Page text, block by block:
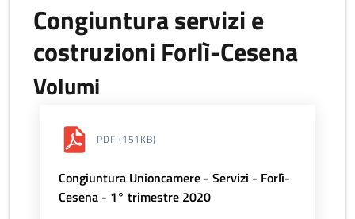
Congiuntura servizi e
costruzioni Forlì-Cesena
Volumi
PDF (151KB)
Congiuntura Unioncamere - Servizi - Forlì-
Cesena - 1° trimestre 2020